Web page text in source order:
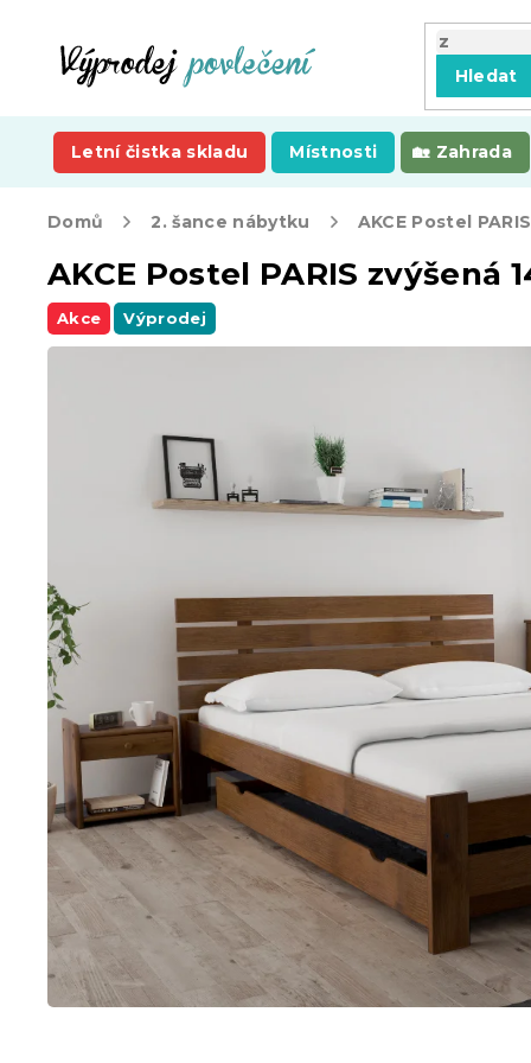
Hledat
Letní čistka skladu Místnosti Zahrada
Domů 2. šance nábytku
AKCE Postel PARIS zvýšená
Akce Výprodej